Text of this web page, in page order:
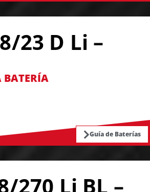
23 D Li –
BATERÍA
Guía de Baterías
270 Li BL –